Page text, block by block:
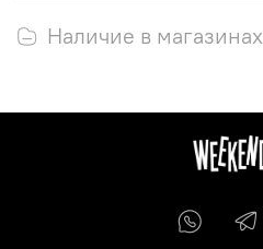
Наличие в магазинах